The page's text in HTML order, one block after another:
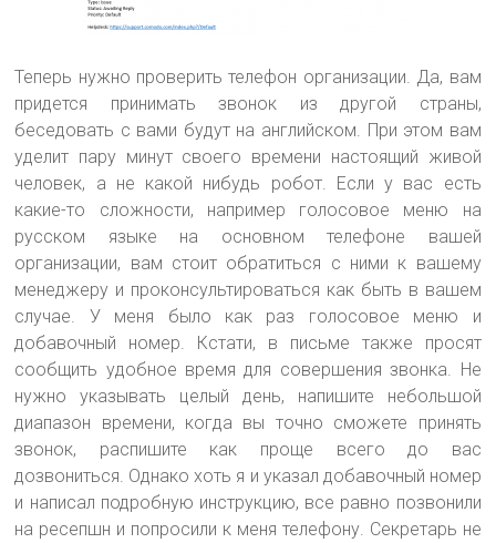
Теперь нужно проверить телефон организации. Да, вам
придется принимать звонок из другой страны,
беседовать с вами будут на английском. При этом вам
уделит пару минут своего времени настоящий живой
человек, а не какой нибудь робот. Если у вас есть
какие-то сложности, например голосовое меню на
русском языке на основном телефоне вашей
организации, вам стоит обратиться с ними к вашему
менеджеру и проконсультироваться как быть в вашем
случае. У меня было как раз голосовое меню и
добавочный номер. Кстати, в письме также просят
сообщить удобное время для совершения звонка. Не
нужно указывать целый день, напишите небольшой
диапазон времени, когда вы точно сможете принять
звонок, распишите как проще всего до вас
дозвониться. Однако хоть я и указал добавочный номер
и написал подробную инструкцию, все равно позвонили
на ресепшн и попросили к меня телефону. Секретарь не